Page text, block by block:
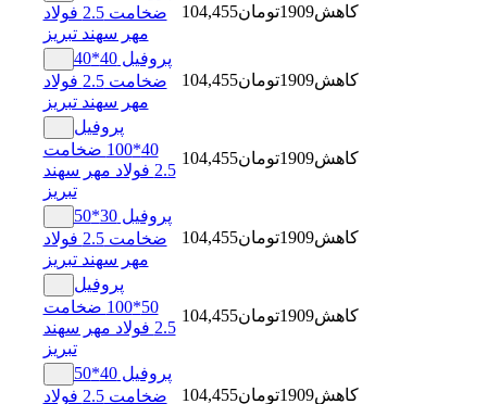
ضخامت 2.5 فولاد
مهر سهند تبریز
کاهش1909تومان104,455
پروفیل 40*40
ضخامت 2.5 فولاد
مهر سهند تبریز
کاهش1909تومان104,455
پروفیل
40*100 ضخامت
2.5 فولاد مهر سهند
تبریز
کاهش1909تومان104,455
پروفیل 30*50
ضخامت 2.5 فولاد
مهر سهند تبریز
کاهش1909تومان104,455
پروفیل
50*100 ضخامت
2.5 فولاد مهر سهند
تبریز
کاهش1909تومان104,455
پروفیل 40*50
ضخامت 2.5 فولاد
کاهش1909تومان104,455